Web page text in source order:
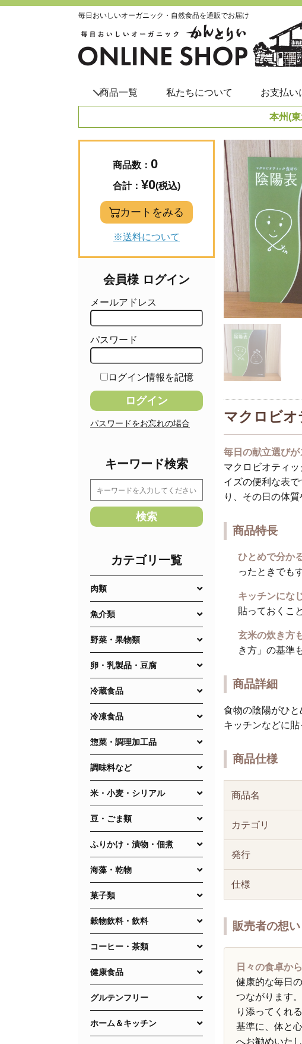
毎日おいしいオーガニック・自然食品を通販でお届け
商品一覧 私たちについて お支払い
本州(
商品数： 0
合計： ¥0(税込)
カートをみる
※送料について
会員様 ログイン
メールアドレス
パスワード
ログイン情報を記憶
パスワードをお忘れの場合
キーワード検索
カテゴリ一覧
肉類
魚介類
野菜・果物類
卵・乳製品・豆腐
冷蔵食品
冷凍食品
惣菜・調理加工品
調味料など
米・小麦・シリアル
豆・ごま類
ふりかけ・漬物・佃煮
海藻・乾物
菓子類
穀物飲料・飲料
コーヒー・茶類
健康食品
グルテンフリー
ホーム＆キッチン
マクロビオ
毎日の献立選び
マクロビオティ
イズの便利な表
り、その日の体
商品特長
ひとめで分か
ったときでも
キッチンにな
貼っておくこ
玄米の炊き方
き方」の基準
商品詳細
食物の陰陽がひと
キッチンなどに貼
商品仕様
商品名
カテゴリ
発行
仕様
販売者の想い
日々の食卓か
健康的な毎日
つながります
り添ってくれ
基準に、体と
へお勧めいたし